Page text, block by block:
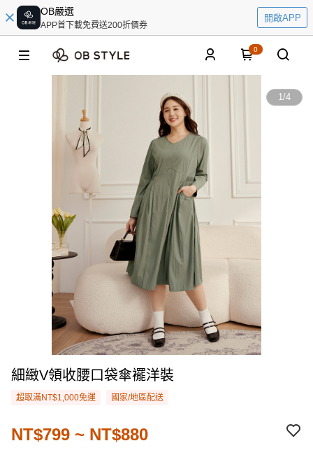
OB嚴選
APP首下載免費送200折價券
開啟APP
0
1/4
細緻V領收腰口袋傘襬洋裝
超取滿NT$1,000免運 國家/地區配送
NT$799 ~ NT$880